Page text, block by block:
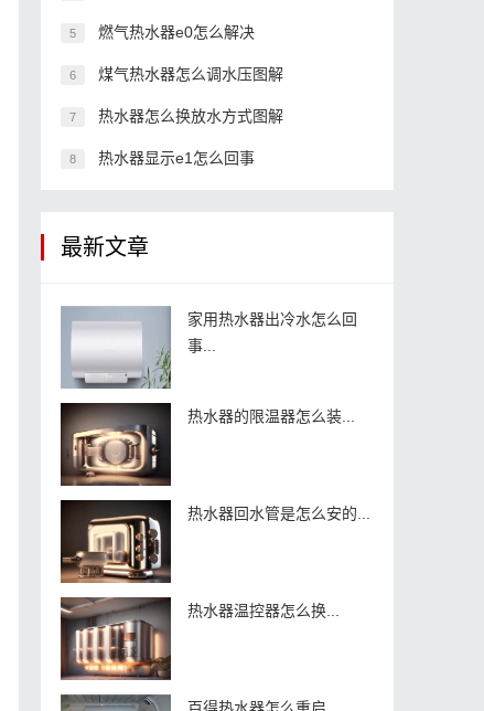
5 燃气热水器e0怎么解决
6 煤气热水器怎么调水压图解
7 热水器怎么换放水方式图解
8 热水器显示e1怎么回事
最新文章
家用热水器出冷水怎么回
事...
热水器的限温器怎么装...
热水器回水管是怎么安的...
热水器温控器怎么换...
百得热水器怎么重启...